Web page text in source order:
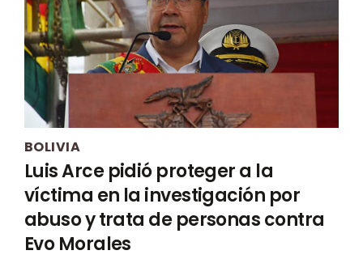
BOLIVIA
Luis Arce pidió proteger a la
víctima en la investigación por
abuso y trata de personas contra
Evo Morales